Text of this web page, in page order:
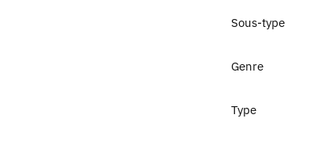
Sous-type
Genre
Type